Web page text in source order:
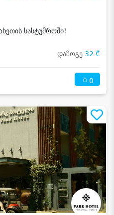
სასტუმროში!
დაზოგე 32 ₾
0